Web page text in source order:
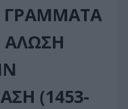
ΓΡΆΜΜΑΤΑ
(1453-